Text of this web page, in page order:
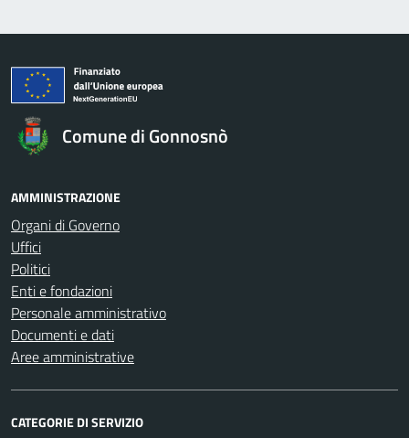
Comune di Gonnosnò
AMMINISTRAZIONE
Organi di Governo
Uffici
Politici
Enti e fondazioni
Personale amministrativo
Documenti e dati
Aree amministrative
CATEGORIE DI SERVIZIO